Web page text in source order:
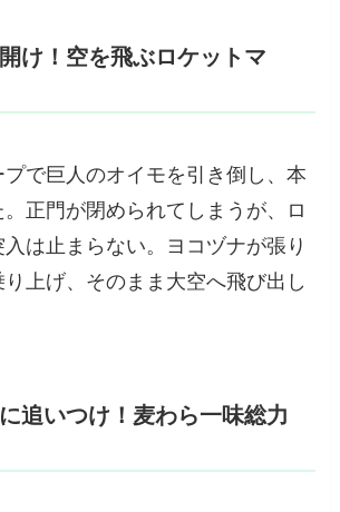
け！空を飛ぶロケットマ
で巨人のオイモを引き倒し、本
正門が閉められてしまうが、ロ
は止まらない。ヨコヅナが張り
上げ、そのまま大空へ飛び出し
追いつけ！麦わら一味総力